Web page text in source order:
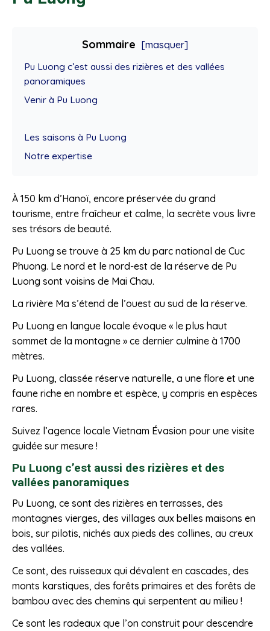
Sommaire [masquer]
Pu Luong c’est aussi des rizières et des vallées
panoramiques
Venir à Pu Luong
Les saisons à Pu Luong
Notre expertise
À 150 km d’Hanoï, encore préservée du grand
tourisme, entre fraîcheur et calme, la secrète vous livre
ses trésors de beauté.
Pu Luong se trouve à 25 km du parc national de Cuc
Phuong. Le nord et le nord-est de la réserve de Pu
Luong sont voisins de Mai Chau.
La rivière Ma s’étend de l’ouest au sud de la réserve.
Pu Luong en langue locale évoque « le plus haut
sommet de la montagne » ce dernier culmine à 1700
mètres.
Pu Luong, classée réserve naturelle, a une flore et une
faune riche en nombre et espèce, y compris en espèces
rares.
Suivez l’agence locale Vietnam Évasion pour une visite
guidée sur mesure !
Pu Luong c’est aussi des rizières et des
vallées panoramiques
Pu Luong, ce sont des rizières en terrasses, des
montagnes vierges, des villages aux belles maisons en
bois, sur pilotis, nichés aux pieds des collines, au creux
des vallées.
Ce sont, des ruisseaux qui dévalent en cascades, des
monts karstiques, des forêts primaires et des forêts de
bambou avec des chemins qui serpentent au milieu !
Ce sont les radeaux que l’on construit pour descendre